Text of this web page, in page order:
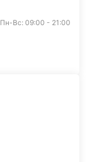
Пн-Вс: 09:00 - 21:00